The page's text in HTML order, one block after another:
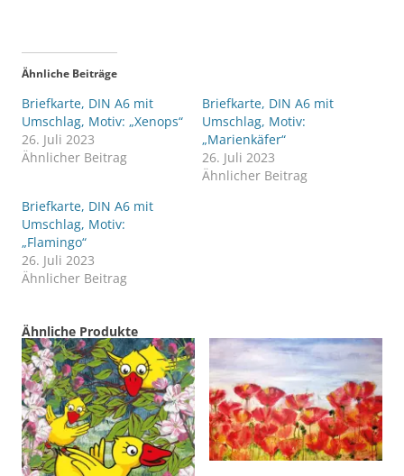
Ähnliche Beiträge
Briefkarte, DIN A6 mit
Umschlag, Motiv: „Xenops“
26. Juli 2023
Ähnlicher Beitrag
Briefkarte, DIN A6 mit
Umschlag, Motiv:
„Marienkäfer“
26. Juli 2023
Ähnlicher Beitrag
Briefkarte, DIN A6 mit
Umschlag, Motiv:
„Flamingo“
26. Juli 2023
Ähnlicher Beitrag
Ähnliche Produkte